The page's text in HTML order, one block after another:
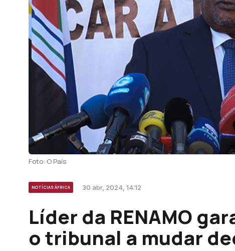
Foto: O País
NOTÍCIAS ÁFRICA 30 abr, 2024, 14:12
Líder da RENAMO
o tribunal a mudar